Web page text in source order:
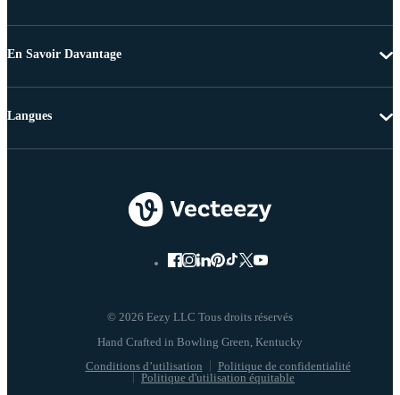
En Savoir Davantage
© 2026 Eezy LLC Tous droits réservés
Conditions d’utilisation
Politique de confidentialité
Politique d'utilisation équitable
Langues